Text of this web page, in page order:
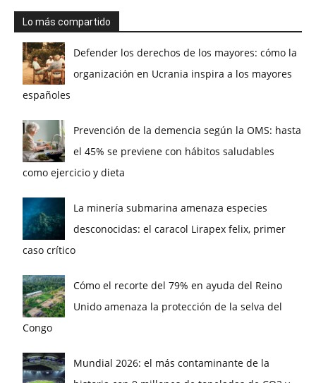
Lo más compartido
Defender los derechos de los mayores: cómo la
organización en Ucrania inspira a los mayores
españoles
Prevención de la demencia según la OMS: hasta
el 45% se previene con hábitos saludables
como ejercicio y dieta
La minería submarina amenaza especies
desconocidas: el caracol Lirapex felix, primer
caso crítico
Cómo el recorte del 79% en ayuda del Reino
Unido amenaza la protección de la selva del
Congo
Mundial 2026: el más contaminante de la